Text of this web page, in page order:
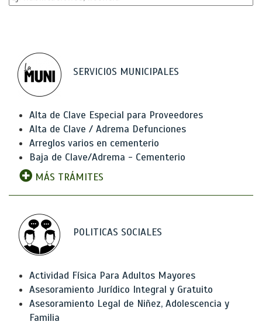
SERVICIOS MUNICIPALES
Alta de Clave Especial para Proveedores
Alta de Clave / Adrema Defunciones
Arreglos varios en cementerio
Baja de Clave/Adrema - Cementerio
MÁS TRÁMITES
POLITICAS SOCIALES
Actividad Física Para Adultos Mayores
Asesoramiento Jurídico Integral y Gratuito
Asesoramiento Legal de Niñez, Adolescencia y
Familia